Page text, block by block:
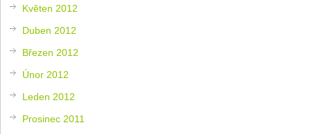
Květen 2012
Duben 2012
Březen 2012
Únor 2012
Leden 2012
Prosinec 2011